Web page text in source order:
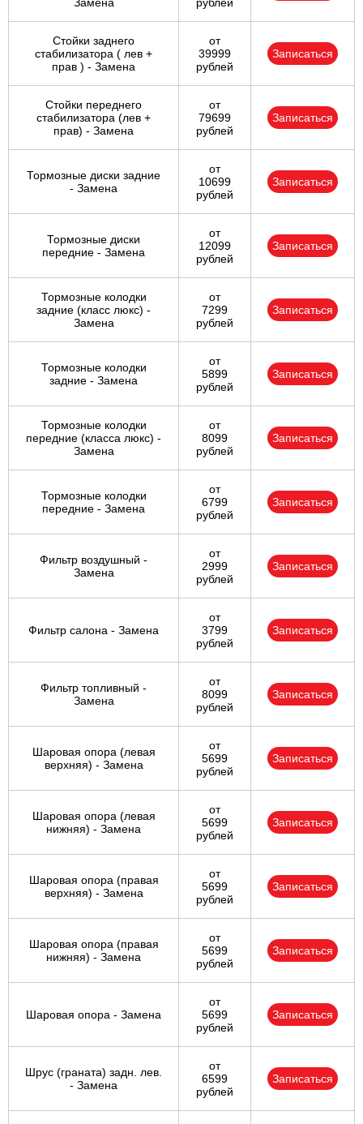
Замена
рублей
Стойки заднего
стабилизатора ( лев +
прав ) - Замена
от
39999
рублей
Записаться
Стойки переднего
стабилизатора (лев +
прав) - Замена
от
79699
рублей
Записаться
Тормозные диски задние
- Замена
от
10699
рублей
Записаться
Тормозные диски
передние - Замена
от
12099
рублей
Записаться
Тормозные колодки
задние (класс люкс) -
Замена
от
7299
рублей
Записаться
Тормозные колодки
задние - Замена
от
5899
рублей
Записаться
Тормозные колодки
передние (класса люкс) -
Замена
от
8099
рублей
Записаться
Тормозные колодки
передние - Замена
от
6799
рублей
Записаться
Фильтр воздушный -
Замена
от
2999
рублей
Записаться
Фильтр салона - Замена
от
3799
рублей
Записаться
Фильтр топливный -
Замена
от
8099
рублей
Записаться
Шаровая опора (левая
верхняя) - Замена
от
5699
рублей
Записаться
Шаровая опора (левая
нижняя) - Замена
от
5699
рублей
Записаться
Шаровая опора (правая
верхняя) - Замена
от
5699
рублей
Записаться
Шаровая опора (правая
нижняя) - Замена
от
5699
рублей
Записаться
Шаровая опора - Замена
от
5699
рублей
Записаться
Шрус (граната) задн. лев.
- Замена
от
6599
рублей
Записаться